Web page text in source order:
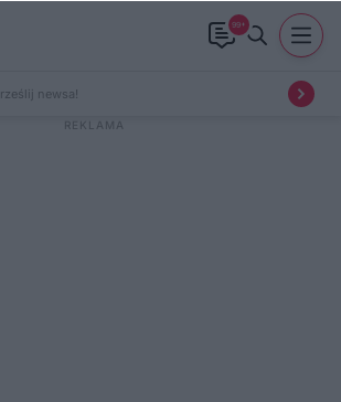
99+
newsa!